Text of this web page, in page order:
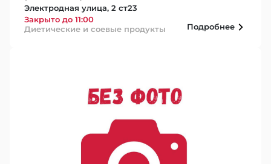
Электродная улица, 2 ст23
Закрыто до 11:00
Диетические и соевые продукты
Подробнее